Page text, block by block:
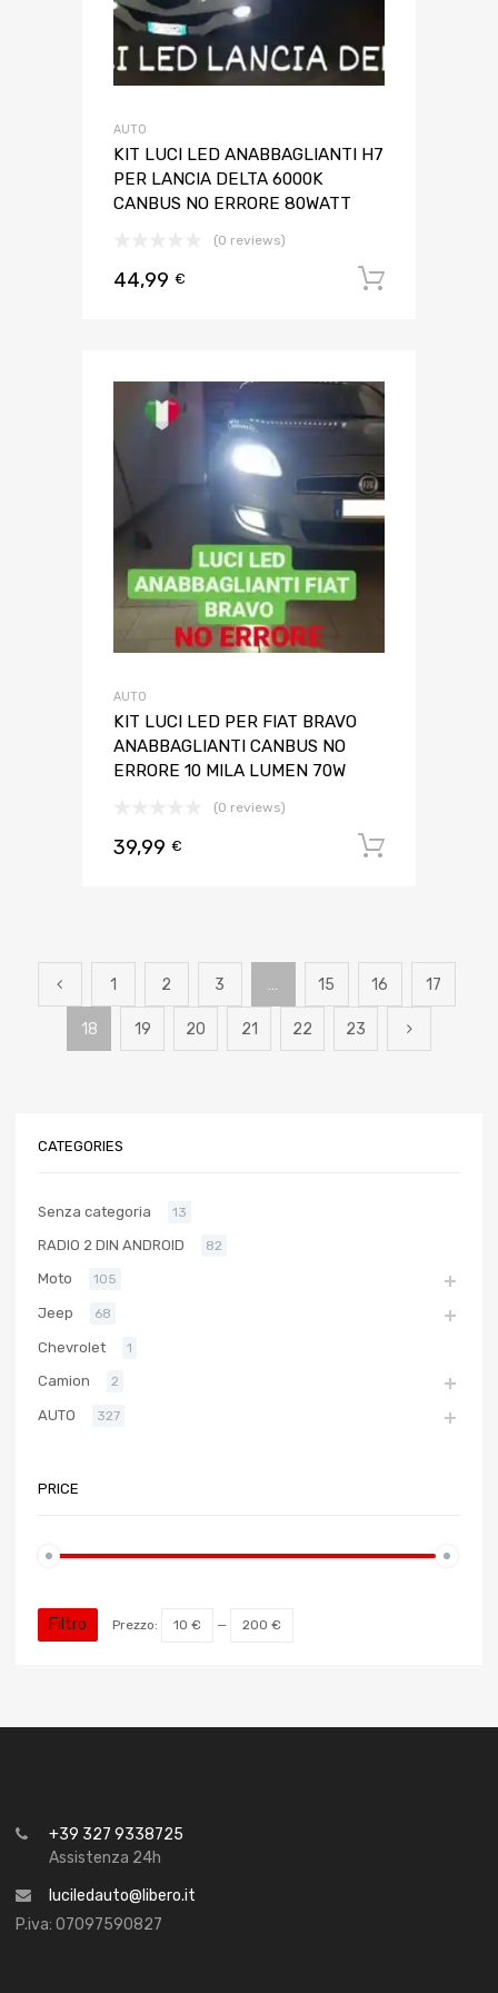
AUTO
KIT LUCI LED ANABBAGLIANTI H7
PER LANCIA DELTA 6000K
CANBUS NO ERRORE 80WATT
(0 reviews)
44,99 €
AUTO
KIT LUCI LED PER FIAT BRAVO
ANABBAGLIANTI CANBUS NO
ERRORE 10 MILA LUMEN 70W
(0 reviews)
39,99 €
1 2 3 … 15 16 17
18 19 20 21 22 23
CATEGORIES
Senza categoria 13
RADIO 2 DIN ANDROID 82
Moto 105
Jeep 68
Chevrolet 1
Camion 2
AUTO 327
PRICE
Filtro Prezzo: 10 € — 200 €
+39 327 9338725
Assistenza 24h
luciledauto@libero.it
P.iva: 07097590827